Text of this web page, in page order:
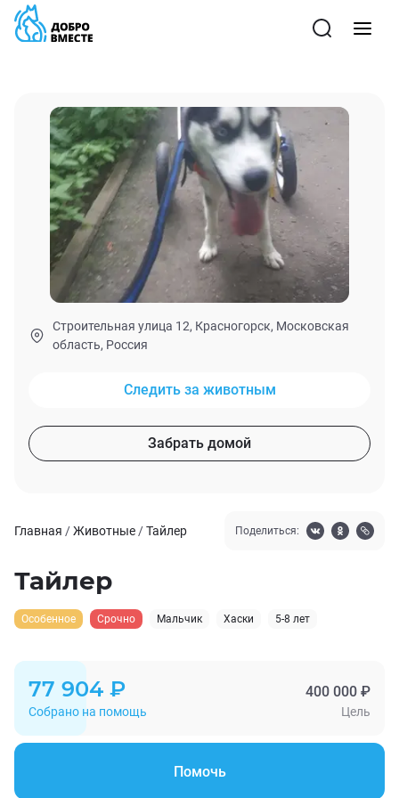
Строительная улица 12, Красногорск, Московская
область, Россия
Следить за животным
Забрать домой
Главная /Животные /Тайлер Поделиться:
Тайлер
Особенное Срочно Мальчик Хаски 5-8 лет
77 904 ₽ 400 000 ₽
Собрано на помощь Цель
Помочь